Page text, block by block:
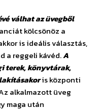
válhat az üvegből
kölcsönöz a
is ideális választás,
a reggeli kávéd.A
terek, könyvtárak,
is központi
alkalmazott üveg
maga után